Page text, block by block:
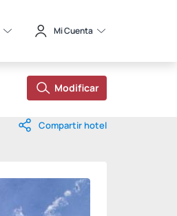
Mi Cuenta
Modificar
Compartir hotel